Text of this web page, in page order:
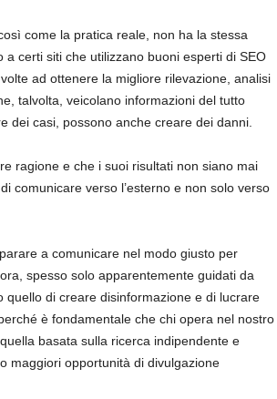
come la pratica reale, non ha la stessa
certi siti che utilizzano buoni esperti di SEO
ad ottenere la migliore rilevazione, analisi
talvolta, veicolano informazioni del tutto
dei casi, possono anche creare dei danni.
ragione e che i suoi risultati non siano mai
comunicare verso l’esterno e non solo verso
a comunicare nel modo giusto per
spesso solo apparentemente guidati da
di creare disinformazione e di lucrare
è fondamentale che chi opera nel nostro
basata sulla ricerca indipendente e
maggiori opportunità di divulgazione